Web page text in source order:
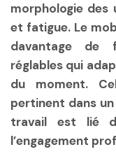
morphologie
et fatigue. Le
davantage de
réglables qui
du moment.
pertinent dans
travail est lié
l’engagement